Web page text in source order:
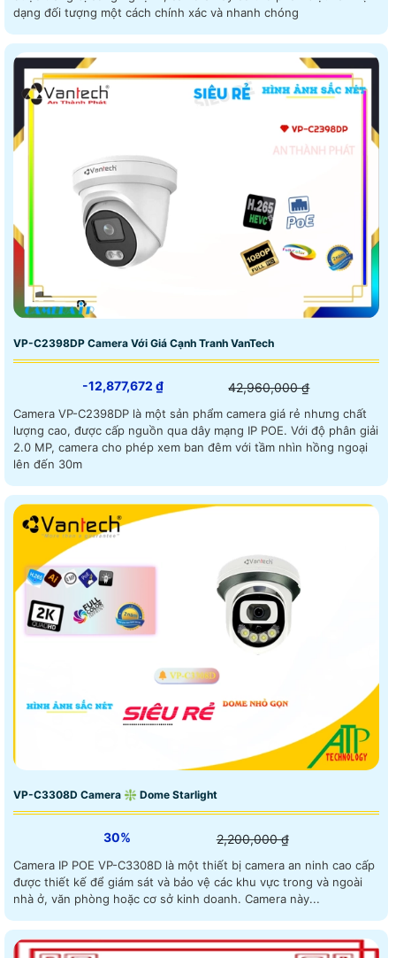
dạng đối tượng một cách chính xác và nhanh chóng
VP-C2398DP Camera Với Giá Cạnh Tranh VanTech
-12,877,672 ₫ 42,960,000 ₫
Camera VP-C2398DP là một sản phẩm camera giá rẻ nhưng chất
lượng cao, được cấp nguồn qua dây mạng IP POE. Với độ phân giải
2.0 MP, camera cho phép xem ban đêm với tầm nhìn hồng ngoại
lên đến 30m
VP-C3308D Camera ❇ Dome Starlight
30% 2,200,000 ₫
Camera IP POE VP-C3308D là một thiết bị camera an ninh cao cấp
được thiết kế để giám sát và bảo vệ các khu vực trong và ngoài
nhà ở, văn phòng hoặc cơ sở kinh doanh. Camera này...